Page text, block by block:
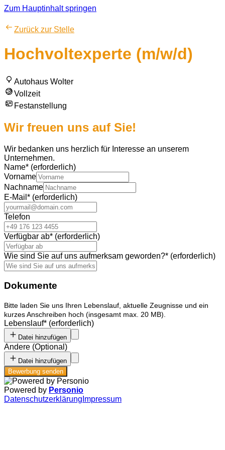
Zum Hauptinhalt springen
Zurück zur Stelle
Hochvoltexperte (m/w/d)
Autohaus Wolter
Vollzeit
Festanstellung
Wir freuen uns auf Sie!
Wir bedanken uns herzlich für Interesse an unserem
Unternehmen.
Name* (erforderlich)
Vorname
Nachname
E-Mail * (erforderlich)
Telefon
Verfügbar ab* (erforderlich)
Wie sind Sie auf uns aufmerksam geworden?* (erforderlich)
Dokumente
Bitte laden Sie uns Ihren Lebenslauf, aktuelle Zeugnisse und ein
kurzes Anschreiben hoch (insgesamt max. 20 MB).
Lebenslauf* (erforderlich)
Datei hinzufügen
Andere (Optional )
Datei hinzufügen
Bewerbung senden
Powered by Personio
Datenschutzerklärung Impressum